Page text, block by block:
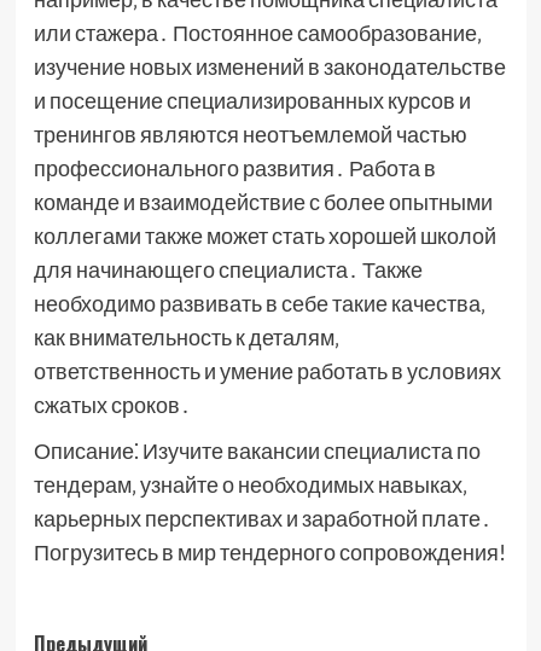
или стажера․ Постоянное самообразование‚
изучение новых изменений в законодательстве
и посещение специализированных курсов и
тренингов являются неотъемлемой частью
профессионального развития․ Работа в
команде и взаимодействие с более опытными
коллегами также может стать хорошей школой
для начинающего специалиста․ Также
необходимо развивать в себе такие качества‚
как внимательность к деталям‚
ответственность и умение работать в условиях
сжатых сроков․
Описание⁚ Изучите вакансии специалиста по
тендерам‚ узнайте о необходимых навыках‚
карьерных перспективах и заработной плате․
Погрузитесь в мир тендерного сопровождения!
Предыдущий